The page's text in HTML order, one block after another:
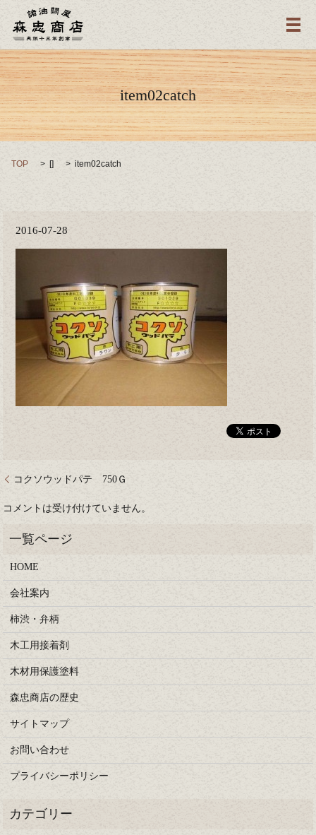
メ
item02catch
TOP [] item02catch
2016-07-28
コクソウッドパテ 750Ｇ
コメントは受け付けていません。
HOME
会社案内
柿渋・弁柄
木工用接着剤
木材用保護塗料
森忠商店の歴史
サイトマップ
お問い合わせ
プライバシーポリシー